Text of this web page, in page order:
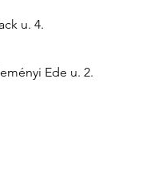
u. 4.
Ede u. 2.